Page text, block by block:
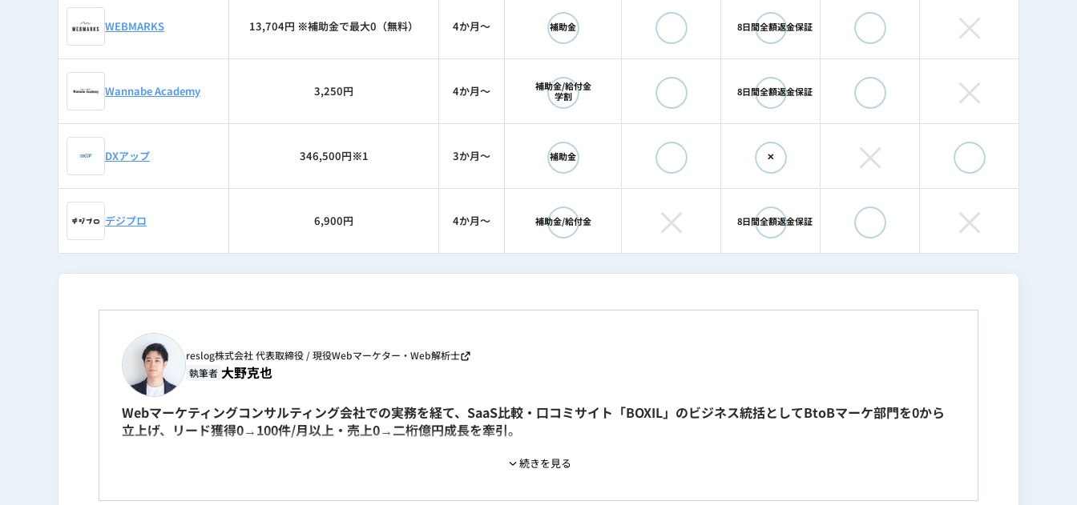
WEBMARKS 13,704円 ※補助金で最大0（無料） 4か月〜 ◯
補助金 ◯ ◯
8日間全額返金保証 ◯ ×
Wannabe Academy 3,250円 4か月〜 ◯
補助金/給付金
学割
◯ ◯
8日間全額返金保証 ◯ ×
DXアップ 346,500円※1 3か月〜 ◯
補助金 ◯ ◯
✕ × ◯
デジプロ 6,900円 4か月〜 ◯
補助金/給付金 × ◯
8日間全額返金保証 ◯ ×
reslog株式会社 代表取締役 / 現役Webマーケター・Web解析士
執筆者 大野克也
Webマーケティングコンサルティング会社での実務を経て、SaaS比較・口コミサイト「BOXIL」のビジネス統括としてBtoBマーケ部門を0から
立上げ、リード獲得0→100件/月以上・売上0→二桁億円成長を牽引。
その後ベンチャー企業の執行役員CMOとして、SEOメディア「オレンド（orend.jp）」を0から立上げ、月間トラフィック20万・売上1億円規模
続きを見る